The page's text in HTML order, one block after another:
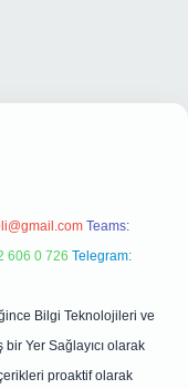
Teams:
606 0 726 Telegram:
Bilgi Teknolojileri ve
bir Yer Sağlayıcı olarak
proaktif olarak